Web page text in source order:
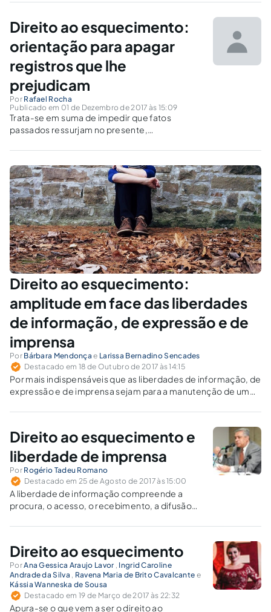
Direito ao esquecimento:
orientação para apagar
registros que lhe
prejudicam
Por Rafael Rocha
Publicado em 01 de Dezembro de 2017 às 15:09
Trata-se em suma de impedir que fatos
passados ressurjam no presente,
disse uma vez que o problema do passado é
que ele não passa, e que continua nos
infernizando.
Direito ao esquecimento:
amplitude em face das liberdades
de informação, de expressão e de
imprensa
Por Bárbara Mendonça e Larissa Bernadino Sencades
Destacado em 18 de Outubro de 2017 às 14:15
Por mais indispensáveis que as liberdades de informação, de
expressão e de imprensa sejam para a manutenção de um
custa da dignidade humana e dos direitos da personalidade.
Direito ao esquecimento e
liberdade de imprensa
Por Rogério Tadeu Romano
Destacado em 25 de Agosto de 2017 às 15:00
A liberdade de informação compreende a
procura, o acesso, o recebimento, a difusão
sem dependência de censura, respondendo
Direito ao esquecimento
PorAna Gessica Araujo Lavor , Ingrid Caroline
Andrade da Silva , Ravena Maria de Brito Cavalcante e
Kássia Wanneska de Sousa
Destacado em 19 de Março de 2017 às 22:32
Apura-se o que vem a ser o direito ao